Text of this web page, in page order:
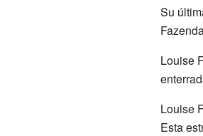
Su
Louise
Louise
Esta